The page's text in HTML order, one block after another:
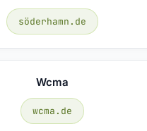
söderhamn.de
Wcma
wcma.de